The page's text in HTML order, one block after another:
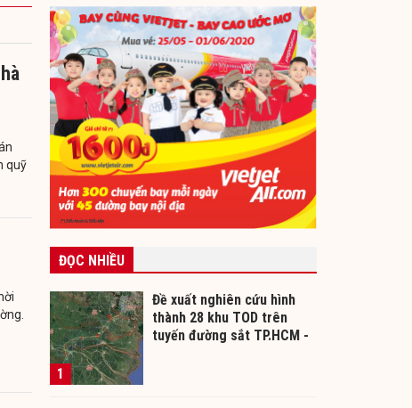
quỹ
ĐỌC NHIỀU
1
Đề xuất nghiên cứu hình
thành 28 khu TOD trên
tuyến đường sắt TP.HCM -